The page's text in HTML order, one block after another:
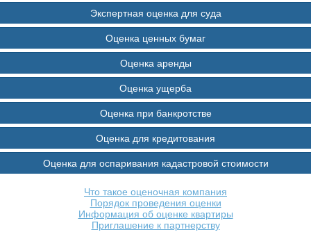
Экспертная оценка для суда
Оценка ценных бумаг
Оценка аренды
Оценка ущерба
Оценка при банкротстве
Оценка для кредитования
Оценка для оспаривания кадастровой стоимости
Что такое оценочная компания
Порядок проведения оценки
Информация об оценке квартиры
Приглашение к партнерству